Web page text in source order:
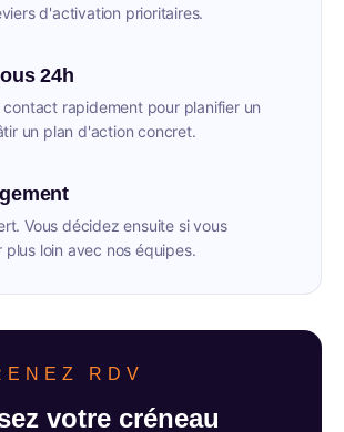
d'activation prioritaires.
24h
contact rapidement pour planifier un
un plan d'action concret.
Vous décidez ensuite si vous
plus loin avec nos équipes.
RDV
votre créneau